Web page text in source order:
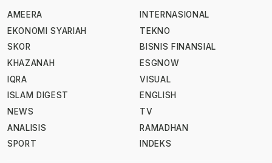
AMEERA
EKONOMI SYARIAH
SKOR
KHAZANAH
IQRA
ISLAM DIGEST
NEWS
ANALISIS
SPORT
INTERNASIONAL
TEKNO
BISNIS FINANSIAL
ESGNOW
VISUAL
ENGLISH
TV
RAMADHAN
INDEKS